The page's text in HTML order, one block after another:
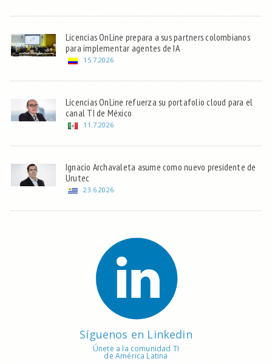
Licencias OnLine prepara a sus partners colombianos
para implementar agentes de IA
15.7.2026
Licencias OnLine refuerza su portafolio cloud para el
canal TI de México
11.7.2026
Ignacio Archavaleta asume como nuevo presidente de
Urutec
23.6.2026
Síguenos en Linkedin
Únete a la comunidad TI
de América Latina